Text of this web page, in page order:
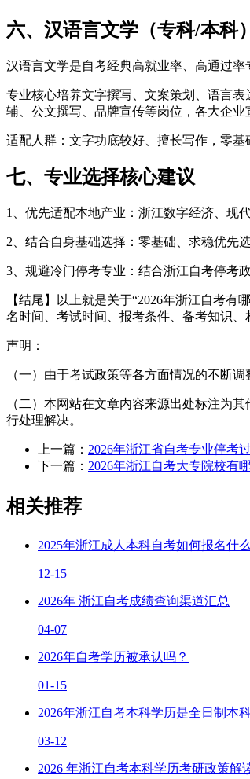
六、汉语言文学（专科/本科）
汉语言文学是自考经典高就业率、高通过
专业核心培养文字撰写、文案策划、语言
辅、公文撰写、品牌宣传等岗位，各大企
适配人群：文字功底较好、擅长写作，零基
七、专业选择核心建议
1、优先适配本地产业：浙江数字经济、现
2、结合自身基础选择：零基础、求稳优先
3、规避冷门停考专业：结合浙江自考停考
【结尾】以上就是关于“2026年浙江自考
名时间、考试时间、报考条件、备考知识、
声明：
（一）由于考试政策等各方面情况的不断
（二）本网站在文章内容来源出处标注为
行处理解决。
上一篇： 2026年浙江省自考专业停考
下一篇： 2026年浙江自考大专院校有
相关推荐
2025年浙江成人本科自考如何报名什
12-15
2026年 浙江自考成绩查询渠道汇总
04-07
2026年自考学历被承认吗？
01-15
2026年浙江自考本科学历是全日制本
03-12
2026 年浙江自考本科学历考研政策